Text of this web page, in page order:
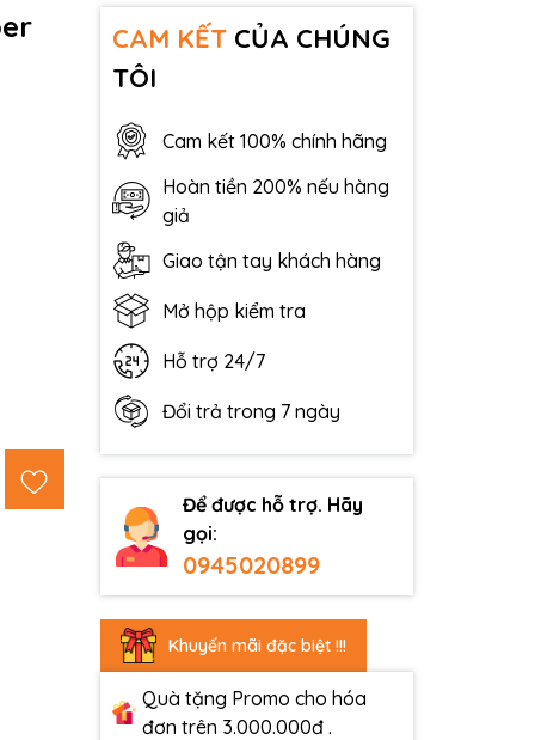
CAM KẾTCỦA CHÚNG
TÔI
Cam kết 100% chính hãng
Hoàn tiền 200% nếu hàng
giả
Giao tận tay khách hàng
Mở hộp kiểm tra
Hỗ trợ 24/7
Đổi trả trong 7 ngày
Để được hỗ trợ. Hãy
gọi:
0945020899
Khuyến mãi đặc biệt !!!
Quà tặng Promo cho hóa
đơn trên 3.000.000đ .